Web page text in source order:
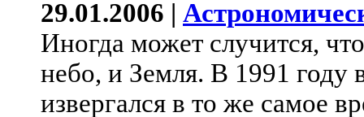
29.01.2006 |
Иногда может случится,
небо, и Земля. В 1991 году
извергался в то же самое